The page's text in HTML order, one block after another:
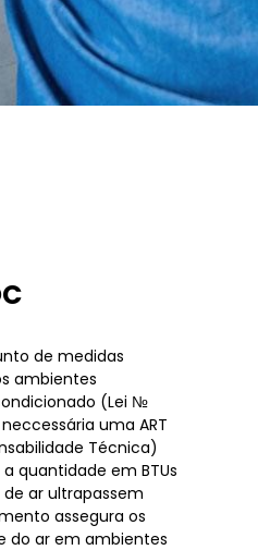
de medidas
ambientes
(Lei №
uma ART
Técnica)
quantidade em BTUs
ar ultrapassem
assegura os
do ar em ambientes